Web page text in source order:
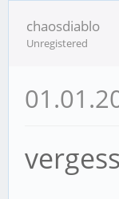
chaosdiablo
Unregistered